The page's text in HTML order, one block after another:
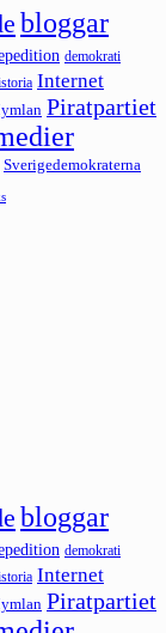
bloggar
demokrati
Internet
Piratpartiet
Sverigedemokraterna
bloggar
demokrati
Internet
Piratpartiet